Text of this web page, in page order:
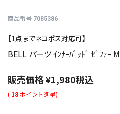
商品番号 7085386
【1点までネコポス対応可】
BELL パーツ ｲﾝﾅｰﾊﾟｯﾄﾞ ｾﾞﾌｧｰ M
販売価格¥1,980税込
( 18ポイント進呈)